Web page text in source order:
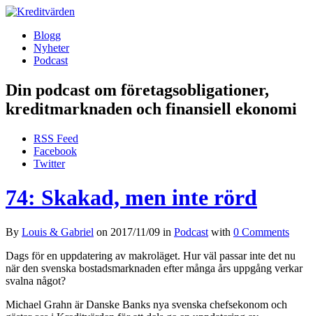
Blogg
Nyheter
Podcast
Din podcast om företagsobligationer,
kreditmarknaden och finansiell ekonomi
RSS Feed
Facebook
Twitter
74: Skakad, men inte rörd
By Louis & Gabriel on 2017/11/09 in Podcast with 0 Comments
Dags för en uppdatering av makroläget. Hur väl passar inte det nu
när den svenska bostadsmarknaden efter många års uppgång verkar
svalna något?
Michael Grahn är Danske Banks nya svenska chefsekonom och